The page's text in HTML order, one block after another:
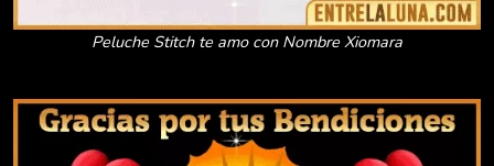
Peluche Stitch te amo con Nombre Xiomara